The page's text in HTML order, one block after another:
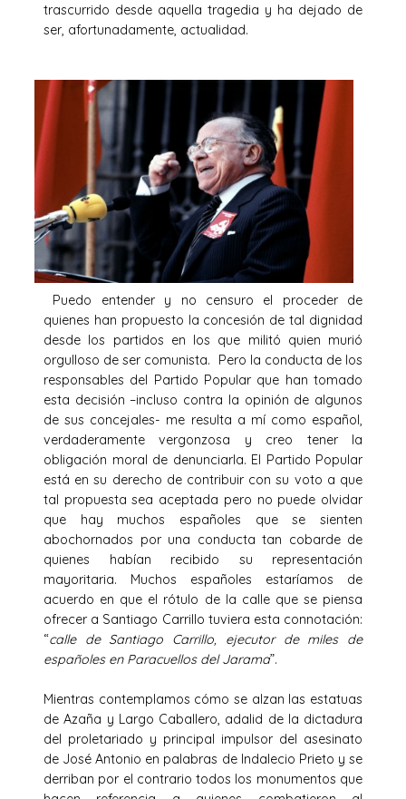
trascurrido desde aquella tragedia y ha dejado de
ser, afortunadamente, actualidad.
Puedo entender y no censuro el proceder de
quienes han propuesto la concesión de tal dignidad
desde los partidos en los que militó quien murió
orgulloso de ser comunista. Pero la conducta de los
responsables del Partido Popular que han tomado
esta decisión –incluso contra la opinión de algunos
de sus concejales- me resulta a mí como español,
verdaderamente vergonzosa y creo tener la
obligación moral de denunciarla. El Partido Popular
está en su derecho de contribuir con su voto a que
tal propuesta sea aceptada pero no puede olvidar
que hay muchos españoles que se sienten
abochornados por una conducta tan cobarde de
quienes habían recibido su representación
mayoritaria. Muchos españoles estaríamos de
acuerdo en que el rótulo de la calle que se piensa
ofrecer a Santiago Carrillo tuviera esta connotación:
“calle de Santiago Carrillo, ejecutor de miles de
españoles en Paracuellos del Jarama”.
Mientras contemplamos cómo se alzan las estatuas
de Azaña y Largo Caballero, adalid de la dictadura
del proletariado y principal impulsor del asesinato
de José Antonio en palabras de Indalecio Prieto y se
derriban por el contrario todos los monumentos que